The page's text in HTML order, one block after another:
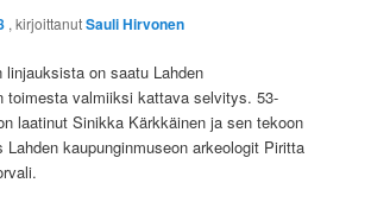
, kirjoittanutSauli Hirvonen
linjauksista on saatu Lahden
toimesta valmiiksi kattava selvitys. 53-
laatinut Sinikka Kärkkäinen ja sen tekoon
kaupunginmuseon arkeologit Piritta